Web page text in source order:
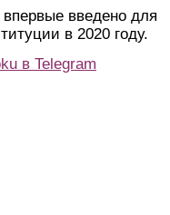
введено для
в 2020 году.
в Telegram